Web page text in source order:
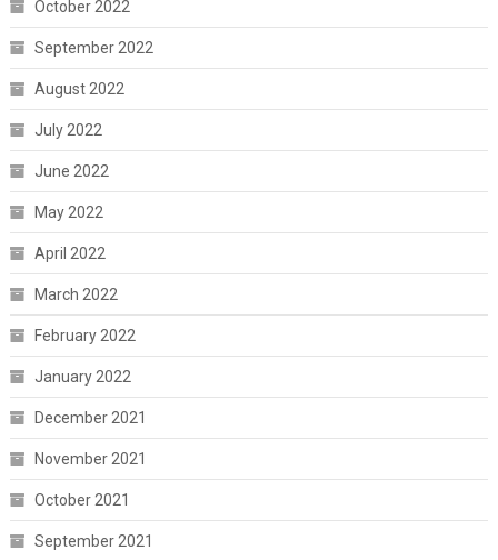
October 2022
September 2022
August 2022
July 2022
June 2022
May 2022
April 2022
March 2022
February 2022
January 2022
December 2021
November 2021
October 2021
September 2021